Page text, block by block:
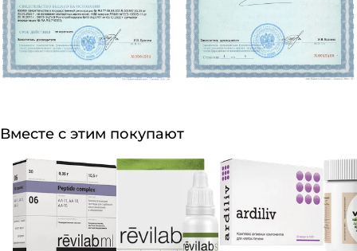
Вместе с этим покупают